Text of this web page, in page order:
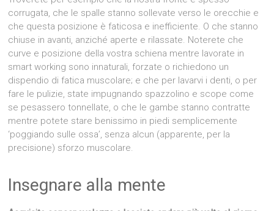
corrugata, che le spalle stanno sollevate verso le orecchie e
che questa posizione è faticosa e inefficiente. O che stanno
chiuse in avanti, anziché aperte e rilassate. Noterete che
curve e posizione della vostra schiena mentre lavorate in
smart working sono innaturali, forzate o richiedono un
dispendio di fatica muscolare; e che per lavarvi i denti, o per
fare le pulizie, state impugnando spazzolino e scope come
se pesassero tonnellate, o che le gambe stanno contratte
mentre potete stare benissimo in piedi semplicemente
‘poggiando sulle ossa’, senza alcun (apparente, per la
precisione) sforzo muscolare.
Insegnare alla mente